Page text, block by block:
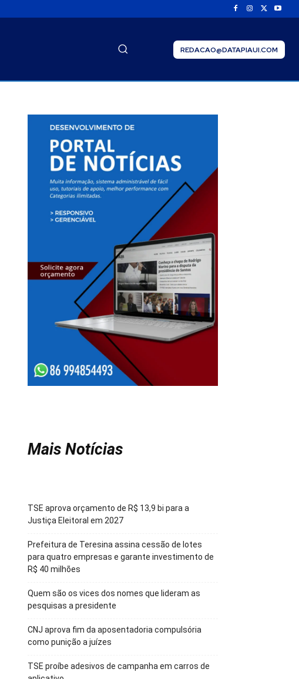
REDACAO@DATAPIAUI.COM
Mais Notícias
TSE aprova orçamento de R$ 13,9 bi para a
Justiça Eleitoral em 2027
Prefeitura de Teresina assina cessão de lotes
para quatro empresas e garante investimento de
R$ 40 milhões
Quem são os vices dos nomes que lideram as
pesquisas a presidente
CNJ aprova fim da aposentadoria compulsória
como punição a juízes
TSE proíbe adesivos de campanha em carros de